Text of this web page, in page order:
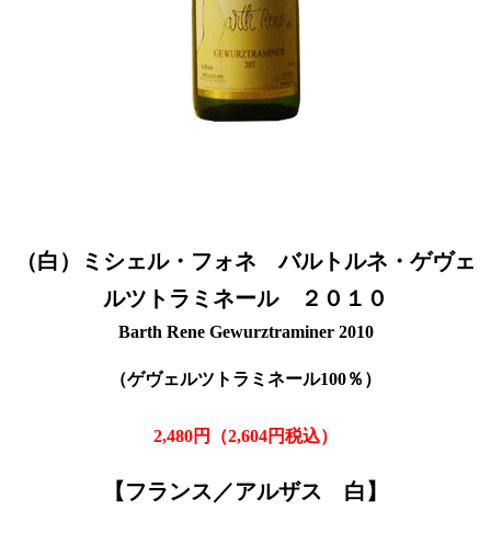
（白）ミシェル・フォネ バルトルネ・ゲヴェ
ルツトラミネール ２０１０
Barth Rene Gewurztraminer 2010
（ゲヴェルツトラミネール100％）
2,480円（2,604円税込）
【フランス／アルザス 白】